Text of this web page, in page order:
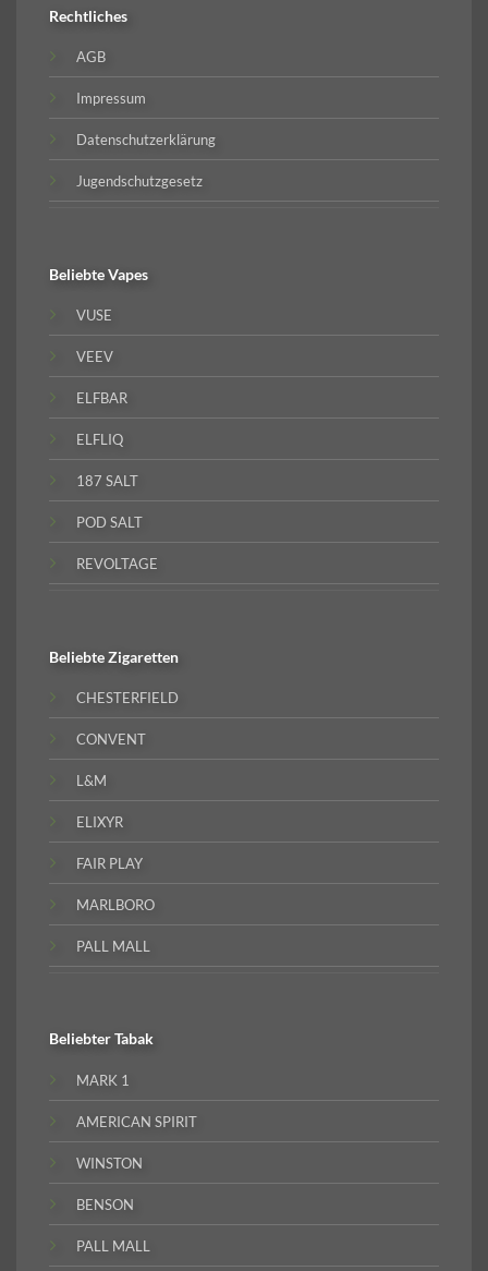
Rechtliches
AGB
Impressum
Datenschutzerklärung
Jugendschutzgesetz
BeliebteVapes
VUSE
VEEV
ELFBAR
ELFLIQ
187 SALT
POD SALT
REVOLTAGE
BeliebteZigaretten
CHESTERFIELD
CONVENT
L&M
ELIXYR
FAIR PLAY
MARLBORO
PALL MALL
BeliebterTabak
MARK 1
AMERICAN SPIRIT
WINSTON
BENSON
PALL MALL